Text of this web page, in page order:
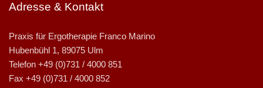
Adresse & Kontakt
Praxis für Ergotherapie Franco Marino
Hubenbühl 1, 89075 Ulm
Telefon +49 (0)731 / 4000 851
Fax +49 (0)731 / 4000 852